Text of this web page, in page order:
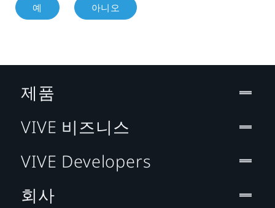
예 아니오
제품
VIVE 비즈니스
VIVE Developers
회사